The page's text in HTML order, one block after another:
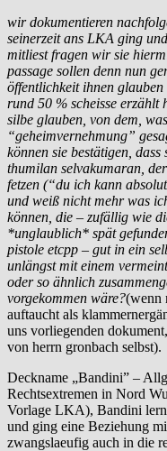
wir dokumentieren
seinerzeit ans LKA ging
mitliest fragen wir sie
passage sollen denn nun
öffentlichkeit ihnen glauben
rund 50 % scheisse erzählt
silbe glauben, von dem,
“geheimvernehmung”
können sie bestätigen,
thumilan selvakumaran,
fetzen (“du ich kann
und weiß nicht mehr was
können, die – zufällig wie
*unglaublich* spät
pistole etcpp – gut in ein
unlängst mit einem
oder so ähnlich
vorgekommen wäre?(wenn
auftaucht als
uns vorliegenden
von herrn gronbach selbst).
Deckname „Bandini” –
Rechtsextremen in Nord
Vorlage LKA), Bandini
und ging eine Beziehung
zwangslaeufig auch in die